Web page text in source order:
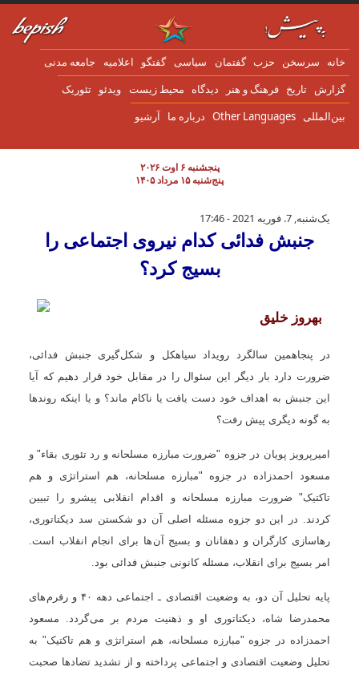
به محتوای اصلی
سرسخن حزب گفتمان سياسی گفتگو اعلاميه جامعه مدنی
تاریخ فرهنگ و هنر دیدگاه محیط زیست ویدئو تئوریک
Other Languages درباره ما آرشیو
پنجشنبه ۶ اوت ۲۰۲۶
پنج‌شنبه ۱۵ مرداد ۱۴۰۵
جنبش فدائی کدام نيروی اجتماعی را بسيج
یک‌شنبه, 7. فوریه 2021 - 17:46
جنبش فدائی کدام نيروی اجتماعی را
بسيج کرد؟
بهروز خلیق
در پنجاهمين سالگرد رويداد سياهکل و شکل گيری جنبش فدائی،
ضرورت دارد بار ديگر اين سئوال را در مقابل خود قرار دهيم که آيا
اين جنبش به اهداف خود دست يافت يا ناکام ماند؟ و يا اينکه روندها
به گونه ديگری پيش رفت؟
اميرپرويز پويان در جزوه "ضرورت مبارزه مسلحانه و رد تئوری بقاء" و
مسعود احمدزاده در جزوه "مبارزه مسلحانه، هم استراتژی و هم
تاکتيک" ضرورت مبارزه مسلحانه و اقدام انقلابی پيشرو را تبيين
کردند. در اين دو جزوه مسئله اصلی آن دو شکستن سد ديکتاتوری،
رهاسازی کارگران و دهقانان و بسيج آن ها برای انجام انقلاب است.
امر بسيج برای انقلاب، مسئله کانونی جنبش فدائی بود.
پايه تحليل آن دو، به وضعيت اقتصادی ـ اجتماعی دهه ۴۰ و رفرم های
محمدرضا شاه، ديکتاتوری او و ذهنيت مردم بر می گردد. مسعود
احمدزاده در جزوه "مبارزه مسلحانه، هم استراتژی و هم تاکتيک" به
تحليل وضعيت اقتصادی و اجتماعی پرداخته و از تشديد تضادها صحبت